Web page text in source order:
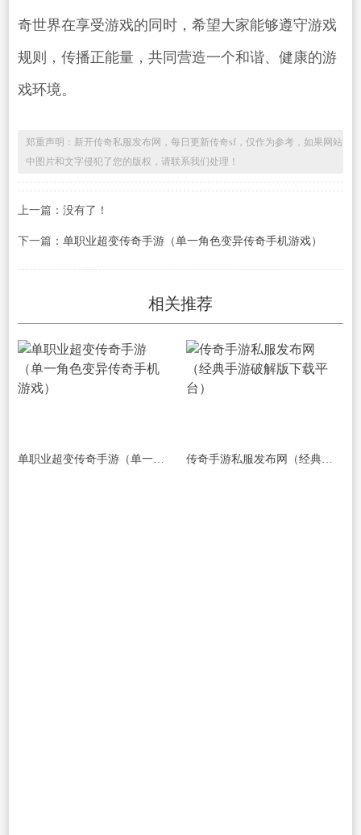
奇世界在享受游戏的同时，希望大家能够遵守游戏
规则，传播正能量，共同营造一个和谐、健康的游
戏环境。
郑重声明：新开传奇私服发布网，每日更新传奇sf，仅作为参考，如果网站
中图片和文字侵犯了您的版权，请联系我们处理！
上一篇：没有了！
下一篇： 单职业超变传奇手游（单一角色变异传奇手机游戏）
相关推荐
单职业超变传奇手游（单一角色变异传奇手机游戏） 传奇手游私服发布网（经典手游破解版下载平台）